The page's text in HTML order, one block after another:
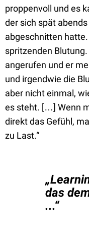
proppenvoll und es
der sich spät
abgeschnitten
spritzenden
angerufen und er
und irgendwie die
aber nicht einmal,
es steht. […] Wenn
direkt das Gefühl,
zu Last.“
das
...“